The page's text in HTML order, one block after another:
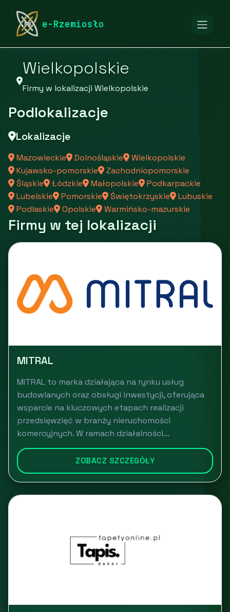
e-Rzemiosło
rymarstwo-poznan.pl
Wielkopolskie
Firmy w lokalizacji Wielkopolskie
Podlokalizacje
Lokalizacje
Mazowieckie Dolnośląskie
Wielkopolskie
Kujawsko-pomorskie
Zachodniopomorskie
Śląskie
Łódzkie Małopolskie
Podkarpackie
Lubelskie
Pomorskie Świętokrzyskie
Lubuskie
Podlaskie
Opolskie Warmińsko-mazurskie
Firmy w tej lokalizacji
MITRAL
MITRAL to marka działająca na rynku usług
budowlanych oraz obsługi inwestycji, oferująca
wsparcie na kluczowych etapach realizacji
przedsięwzięć w branży nieruchomości
komercyjnych. W ramach działalności...
ZOBACZ SZCZEGÓŁY